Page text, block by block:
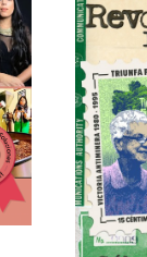
tres